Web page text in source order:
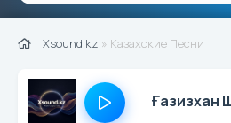
Xsound.kz » Казахские Песни